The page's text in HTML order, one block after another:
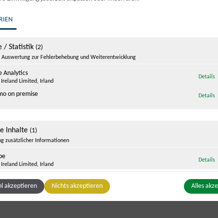
Wirtshaus. „Es steht für gelebte Regionalität. Es geht nicht nur
ehrlich, ist für sie selbstverständlich.
Hand in Hand gehen. Wer hier Platz nimmt, erlebt die
bleibt ein Gefühl, das viele Gäste teilen: Man möchte
/ Statistik (2)
Auswertung zur Fehlerbehebung und Weiterentwicklung
Analytics
Ireland Limited, Irland
Details
on premise
Details
Inhalte (1)
zusätzlicher Informationen
Ireland Limited, Irland
Details
akzeptieren Nichts akzeptieren Alles